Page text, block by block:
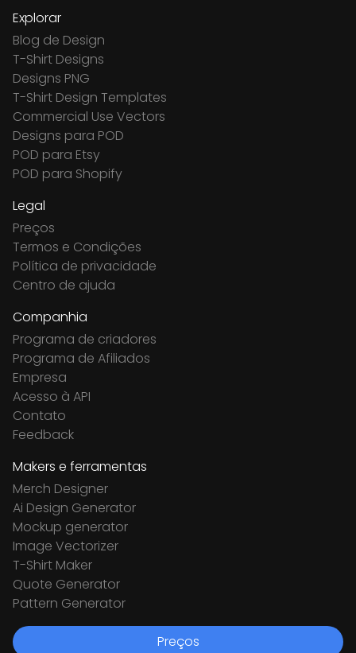
Explorar
Blog de Design
T-Shirt Designs
Designs PNG
T-Shirt Design Templates
Commercial Use Vectors
Designs para POD
POD para Etsy
POD para Shopify
Legal
Preços
Termos e Condições
Política de privacidade
Centro de ajuda
Companhia
Programa de criadores
Programa de Afiliados
Empresa
Acesso à API
Contato
Feedback
Makers e ferramentas
Merch Designer
Ai Design Generator
Mockup generator
Image Vectorizer
T-Shirt Maker
Quote Generator
Pattern Generator
Preços